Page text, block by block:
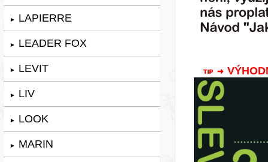
► LAPIERRE
► LEADER FOX
► LEVIT
► LIV
► LOOK
► MARIN